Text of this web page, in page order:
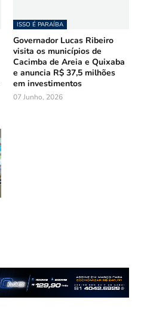
ISSO É PARAÍBA
Governador Lucas Ribeiro
visita os municípios de
Cacimba de Areia e Quixaba
e anuncia R$ 37,5 milhões
em investimentos
07 Junho, 2026